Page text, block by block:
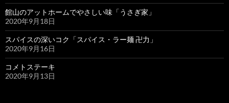
館山のアットホームでやさしい味「うさぎ家」
2020年9月18日
スパイスの深いコク「スパイス・ラー麺 卍力」
2020年9月16日
コメトステーキ
2020年9月13日